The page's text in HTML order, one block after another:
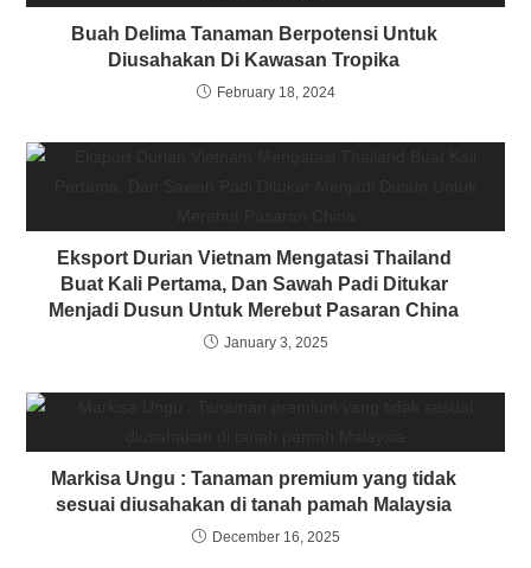
Buah Delima Tanaman Berpotensi Untuk
Diusahakan Di Kawasan Tropika
February 18, 2024
Eksport Durian Vietnam Mengatasi Thailand
Buat Kali Pertama, Dan Sawah Padi Ditukar
Menjadi Dusun Untuk Merebut Pasaran China
January 3, 2025
Markisa Ungu : Tanaman premium yang tidak
sesuai diusahakan di tanah pamah Malaysia
December 16, 2025